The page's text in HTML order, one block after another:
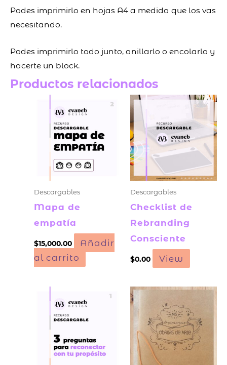
Podes imprimirlo en hojas A4 a medida que los vas
necesitando.
Podes imprimirlo todo junto, anillarlo o encolarlo y
hacerte un block.
Productos relacionados
Descargables
Mapa de
empatía
$15,000.00
Añadir
al carrito
Descargables
Checklist de
Rebranding
Consciente
$0.00 View